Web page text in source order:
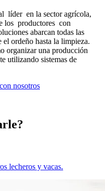
líder en la sector agrícola,
los productores con
abarcan todas las
ordeño hasta la limpieza.
organizar una producción
utilizando sistemas de
nosotros
lecheros y vacas.